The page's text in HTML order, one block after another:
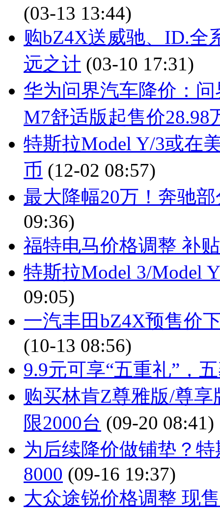
(03-13 13:44)
购bZ4X送威驰、ID.全
远之计 (03-10 17:31)
华为问界汽车降价：
M7舒适版起售价28.98
特斯拉Model Y/3或在
币 (12-02 08:57)
最大降幅20万！奔驰
09:36)
福特电马价格调整 补
特斯拉Model 3/Model
09:05)
一汽丰田bZ4X预售价
(10-13 08:56)
9.9元可享“五重礼”，
购买林肯Z尊雅版/尊
限2000台 (09-20 08:41)
为后续降价做铺垫？
8000 (09-16 19:37)
大众途锐价格调整 现